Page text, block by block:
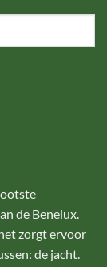
de Benelux.
zorgt ervoor
de jacht.